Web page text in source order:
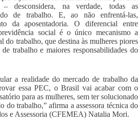
– desconsidera, na verdade, todas as
de trabalho. E, ao não enfrentá-las,
da aposentadoria. O diferencial entre
social é o único mecanismo a
do trabalho, que destina às mulheres piores
trabalho e maiores responsabilidades do
a realidade do mercado de trabalho da
essa PEC, o Brasil vai acabar com o
para as mulheres, sem ter solucionado
do trabalho,” afirma a assessora técnica do
e Assessoria (CFEMEA) Natalia Mori.